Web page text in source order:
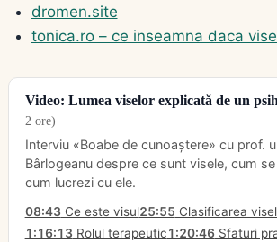
dromen.site
tonica.ro – ce inseamna daca
Video: Lumea viselor explicată de un
2 ore)
Interviu «Boabe de cunoaștere» cu prof.
Bârlogeanu despre ce sunt visele, cum
cum lucrezi cu ele.
08:43 Ce este visul25:55 Clasificarea
1:16:13 Rolul terapeutic1:20:46Sfaturi